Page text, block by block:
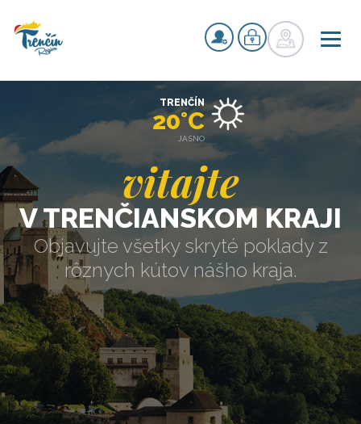
vitajte
V TRENČIANSKOM KRAJI
Objavujte všetky skryté poklady z
rôznych kútov nášho kraja.
TRENČÍN
20°C
JASNO